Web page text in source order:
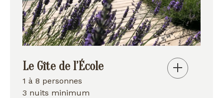
Le Gîte de l’École
1 à 8 personnes
3 nuits minimum